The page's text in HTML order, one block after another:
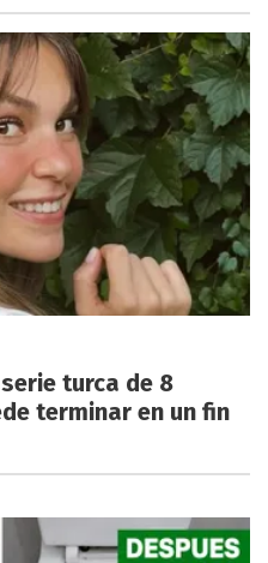
turca de 8
terminar en un fin